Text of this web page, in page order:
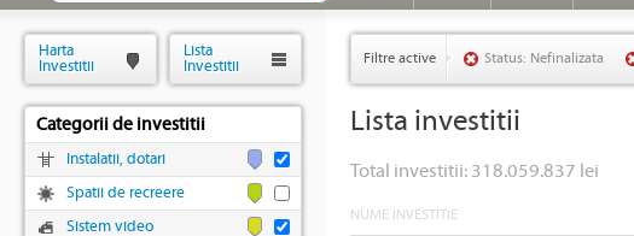
Filtre active Status: Nefinalizata
Lista investitii
Total investitii: 318.059.837 lei
NUME INVESTITIE
Harta
Investitii
Lista
Investitii
Categorii de investitii
Instalatii, dotari
Spatii de recreere
Sistem video